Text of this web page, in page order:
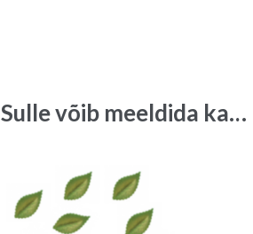
Sulle võib meeldida ka…